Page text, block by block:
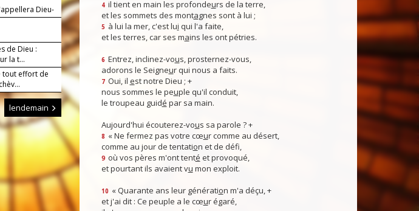
Dieu-
de Dieu :
la t...
tout effort de
lendemain
4 il tient en main les profondeurs de la terre,
et les sommets des montagnes sont à lui ;
5 à lui la mer, c'est lui qui l'a faite,
et les terres, car ses mains les ont pétries.
6 Entrez, inclinez-vous, prosternez-vous,
adorons le Seigneur qui nous a faits.
7 Oui, il est notre Dieu ; +
nous sommes le peuple qu'il conduit,
le troupeau guidé par sa main.
Aujourd'hui écouterez-vous sa parole ? +
8 « Ne fermez pas votre cœur comme au désert,
comme au jour de tentation et de défi,
9 où vos pères m'ont tenté et provoqué,
et pourtant ils avaient vu mon exploit.
10 « Quarante ans leur génération m'a déçu, +
et j'ai dit : Ce peuple a le cœur égaré,